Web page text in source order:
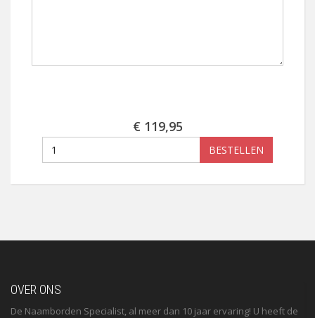
€ 119,95
BESTELLEN
OVER ONS
De Naamborden Specialist, al meer dan 10 jaar ervaring! U heeft de